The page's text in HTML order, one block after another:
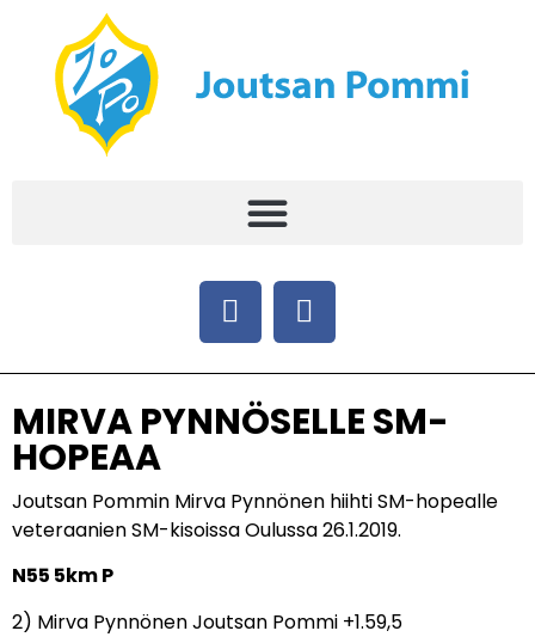
MIRVA PYNNÖSELLE SM-
HOPEAA
Joutsan Pommin Mirva Pynnönen hiihti SM-hopealle
veteraanien SM-kisoissa Oulussa 26.1.2019.
N55 5km P
2) Mirva Pynnönen Joutsan Pommi +1.59,5